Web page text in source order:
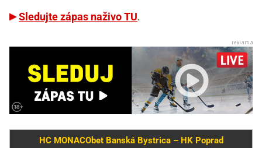
Sledujte zápas naživo TU.
HC MONACObet Banská Bystrica – HK Poprad